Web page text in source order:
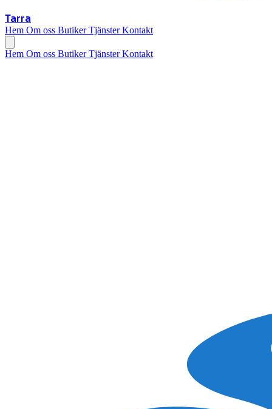
Tarra
Hem Om oss ButikerTjänsterKontakt
Hem Om oss ButikerTjänsterKontakt